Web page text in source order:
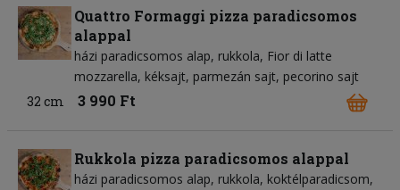
Quattro Formaggi pizza paradicsomos
alappal
házi paradicsomos alap rukkola Fior di latte
mozzarella kéksajt parmezán sajt pecorino sajt
32 cm
3 990 Ft
Rukkola pizza paradicsomos alappal
házi paradicsomos alap rukkola koktélparadicsom